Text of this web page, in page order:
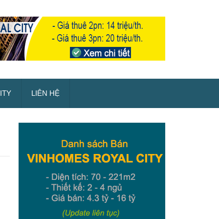
LIÊN HỆ